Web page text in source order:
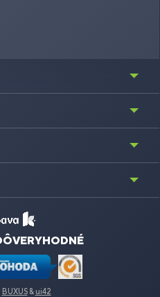
BUXUS& ui42